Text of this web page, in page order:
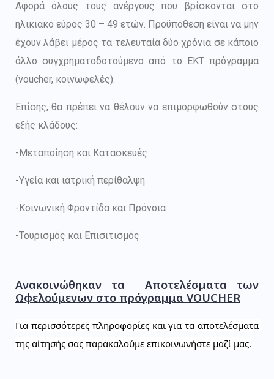
Αφορά όλους τους ανέργους που βρίσκονται στο
ηλικιακό εύρος 30 – 49 ετών. Προϋπόθεση είναι να μην
έχουν λάβει μέρος τα τελευταία δύο χρόνια σε κάποιο
άλλο συγχρηματοδοτούμενο από το ΕΚΤ πρόγραμμα
(voucher, κοινωφελές).
Επίσης, θα πρέπει να θέλουν να επιμορφωθούν στους
εξής κλάδους:
-Μεταποίηση και Κατασκευές
-Υγεία και ιατρική περίθαλψη
-Κοινωνική Φροντίδα και Πρόνοια
-Τουρισμός και Επισιτισμός
Ανακοινώθηκαν τα Αποτελέσματα των
Ωφελούμενων στο πρόγραμμα VOUCHER
Για περισσότερες πληροφορίες και για τα αποτελέσματα
της αίτησής σας παρακαλούμε επικοινωνήστε μαζί μας.